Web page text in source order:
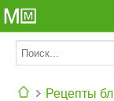
Рецепты